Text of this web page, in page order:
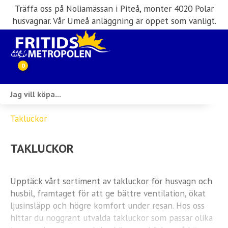
Träffa oss på Noliamässan i Piteå, monter 4020 Polar
husvagnar. Vår Umeå anläggning är öppet som vanligt.
0
Husbilsuthyrning
Verkstad
Takluckor
TAKLUCKOR
Upptäck vårt sortiment av takluckor för husvagn och
husbil, framtaget för att ge bättre ventilation, ökat
ljusinsläpp och högre komfort under resan. Hos oss
hittar du noggrant utvalda takluckor som passar olika